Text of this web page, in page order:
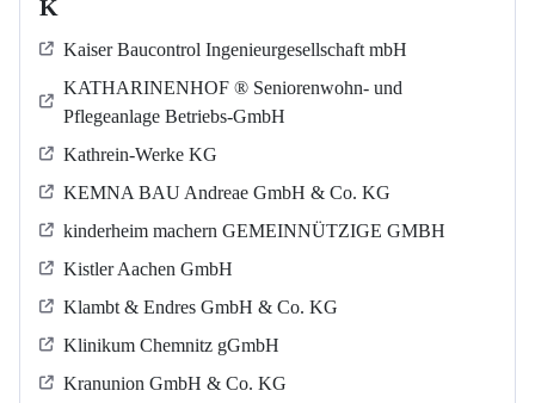
K
Kaiser Baucontrol Ingenieurgesellschaft mbH
KATHARINENHOF ® Seniorenwohn- und
Pflegeanlage Betriebs-GmbH
Kathrein-Werke KG
KEMNA BAU Andreae GmbH & Co. KG
kinderheim machern GEMEINNÜTZIGE GMBH
Kistler Aachen GmbH
Klambt & Endres GmbH & Co. KG
Klinikum Chemnitz gGmbH
Kranunion GmbH & Co. KG